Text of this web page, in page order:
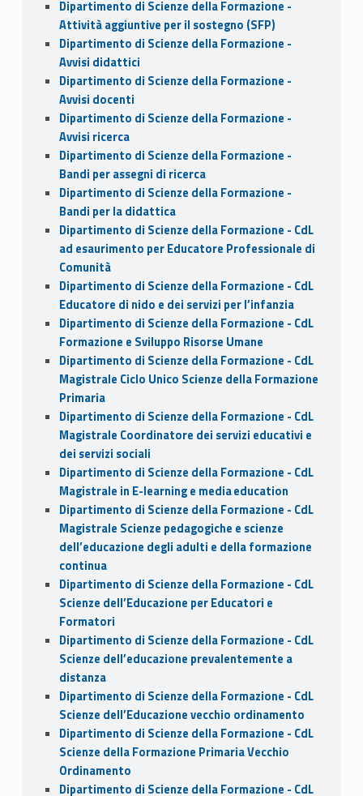
Dipartimento di Scienze della Formazione -
Attività aggiuntive per il sostegno (SFP)
Dipartimento di Scienze della Formazione -
Avvisi didattici
Dipartimento di Scienze della Formazione -
Avvisi docenti
Dipartimento di Scienze della Formazione -
Avvisi ricerca
Dipartimento di Scienze della Formazione -
Bandi per assegni di ricerca
Dipartimento di Scienze della Formazione -
Bandi per la didattica
Dipartimento di Scienze della Formazione - CdL
ad esaurimento per Educatore Professionale di
Comunità
Dipartimento di Scienze della Formazione - CdL
Educatore di nido e dei servizi per l’infanzia
Dipartimento di Scienze della Formazione - CdL
Formazione e Sviluppo Risorse Umane
Dipartimento di Scienze della Formazione - CdL
Magistrale Ciclo Unico Scienze della Formazione
Primaria
Dipartimento di Scienze della Formazione - CdL
Magistrale Coordinatore dei servizi educativi e
dei servizi sociali
Dipartimento di Scienze della Formazione - CdL
Magistrale in E-learning e media education
Dipartimento di Scienze della Formazione - CdL
Magistrale Scienze pedagogiche e scienze
dell’educazione degli adulti e della formazione
continua
Dipartimento di Scienze della Formazione - CdL
Scienze dell’Educazione per Educatori e
Formatori
Dipartimento di Scienze della Formazione - CdL
Scienze dell’educazione prevalentemente a
distanza
Dipartimento di Scienze della Formazione - CdL
Scienze dell’Educazione vecchio ordinamento
Dipartimento di Scienze della Formazione - CdL
Scienze della Formazione Primaria Vecchio
Ordinamento
Dipartimento di Scienze della Formazione - CdL